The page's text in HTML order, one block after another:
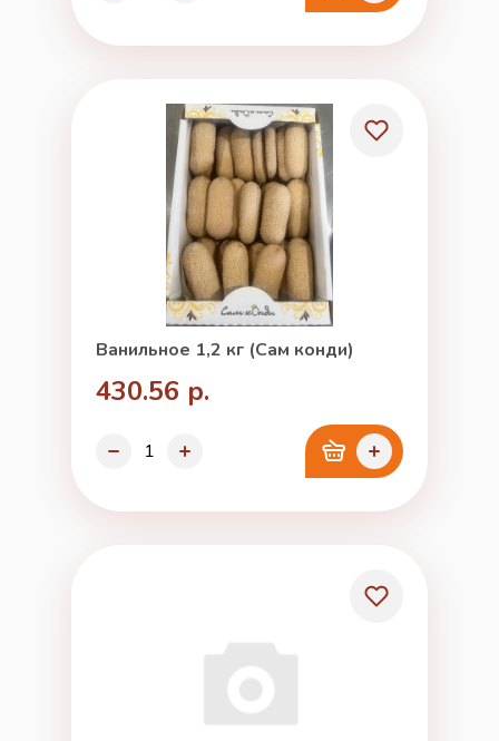
Ванильное 1,2 кг (Сам конди)
430.56 р.